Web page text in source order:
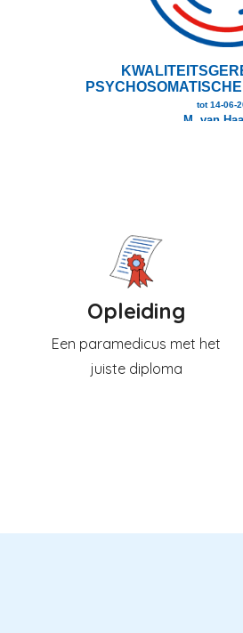
Opleiding
Een paramedicus met het
juiste diploma